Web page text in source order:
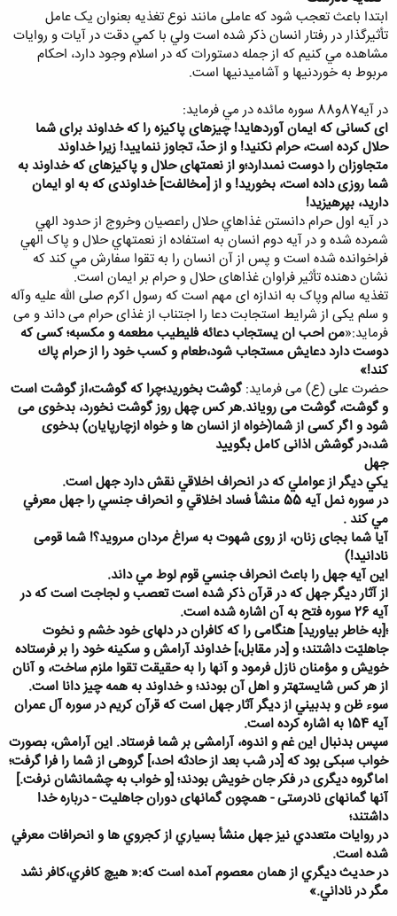
ابتدا باعث تعجب شود که عاملی مانند نوع تغذیه بعنوان يک عامل
تأثيرگذار در رفتار انسان ذکر شده است ولي با کمي دقت در آيات و روايات
مشاهده مي کنيم که از جمله دستورات که در اسلام وجود دارد، احکام
مربوط به خوردنيها و آشاميدنيها است.
در آيه87و88 سوره مائده در مي فرمايد:
اى كسانى كه ايمان آورده‏ايد! چيزهاى پاكيزه را كه خداوند براى شما
حلال كرده است، حرام نكنيد! و از حدّ، تجاوز ننماييد! زيرا خداوند
متجاوزان را دوست نمى‏دارد؛و از نعمتهاى حلال و پاكيزه‏اى كه خداوند به
شما روزى داده است، بخوريد! و از [مخالفت] خداوندى كه به او ايمان
داريد، بپرهيزيد!
در آيه اول حرام دانستن غذاهاي حلال راعصيان وخروج از حدود الهي
شمرده شده و در آيه دوم انسان به استفاده از نعمتهاي حلال و پاک الهي
فراخوانده شده است و پس از آن انسان را به تقوا سفارش مي کند که
نشان دهنده تأثیر فراوان غذاهای حلال و حرام بر ایمان است.
تغذیه سالم وپاک به اندازه ای مهم است که رسول اکرم صلی الله علیه وآله
و سلم یکی از شرایط استجابت دعا را اجتناب از غذای حرام می داند و می
فرماید:«من احب ان يستجاب دعائه فليطيب مطعمه و مكسبه؛ كسى كه
دوست دارد دعايش مستجاب شود،طعام و كسب خود را از حرام پاك
كند!»
حضرت علی (ع) می فرماید:گوشت بخورید؛چرا که گوشت،از گوشت است
و گوشت، گوشت می رویاند.هر کس چهل روز گوشت نخورد، بدخوی می
شود و اگر کسی از شما(خواه از انسان ها و خواه ازچارپایان) بدخوی
شد،در گوشش اذانی کامل بگویید
جهل
يکي ديگر از عواملي که در انحراف اخلاقي نقش دارد جهل است.
در سوره نمل آيه 55 منشأ فساد اخلاقي و انحراف جنسي را جهل معرفي
مي کند .
آيا شما بجاى زنان، از روى شهوت به سراغ مردان مى‏رويد؟! شما قومى
نادانيد!)
اين آيه جهل را باعث انحراف جنسي قوم لوط مي داند.
از آثار ديگر جهل که در قرآن ذکر شده است تعصب و لجاجت است که در
آيه 26 سوره فتح به آن اشاره شده است.
؛[به خاطر بياوريد] هنگامى را كه كافران در دلهاى خود خشم و نخوت
جاهليّت داشتند؛ و [در مقابل،] خداوند آرامش و سكينه خود را بر فرستاده
خويش و مؤمنان نازل فرمود و آنها را به حقيقت تقوا ملزم ساخت، و آنان
از هر كس شايسته‏تر و اهل آن بودند؛ و خداوند به همه چيز دانا است.
سوء ظن و بدبيني از ديگر آثار جهل است که قرآن کريم در سوره آل عمران
آيه 154 به اشاره کرده است.
سپس بدنبال اين غم و اندوه، آرامشى بر شما فرستاد. اين آرامش، بصورت
خواب سبكى بود كه [در شب بعد از حادثه احد،] گروهى از شما را فرا گرفت؛
اماگروه ديگرى در فكر جان خويش بودند؛ [و خواب به چشمانشان نرفت.]
آنها گمانهاى نادرستى - همچون گمانهاى دوران جاهليت - درباره خدا
داشتند؛
در روايات متعددي نيز جهل منشأ بسياري از کجروي ها و انحرافات معرفي
شده است.
در حديث ديگري از همان معصوم آمده است که:«هيچ کافري،کافر نشد
مگر در ناداني.»